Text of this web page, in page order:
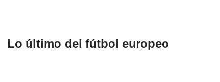
Lo último del fútbol europeo